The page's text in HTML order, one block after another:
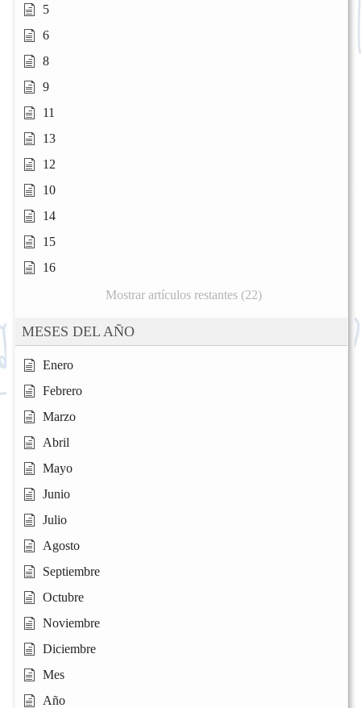
5
6
8
9
11
13
12
10
14
15
16
Mostrar artículos restantes (22)
MESES DEL AÑO
Enero
Febrero
Marzo
Abril
Mayo
Junio
Julio
Agosto
Septiembre
Octubre
Noviembre
Diciembre
Mes
Año